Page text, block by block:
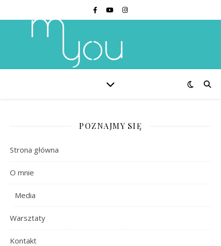
POZNAJMY SIĘ
Strona główna
O mnie
Media
Warsztaty
Kontakt